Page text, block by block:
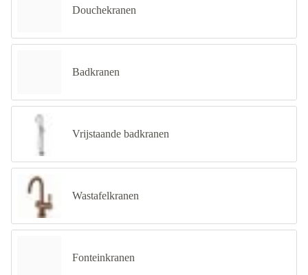
Douchekranen
Badkranen
Vrijstaande badkranen
Wastafelkranen
Fonteinkranen